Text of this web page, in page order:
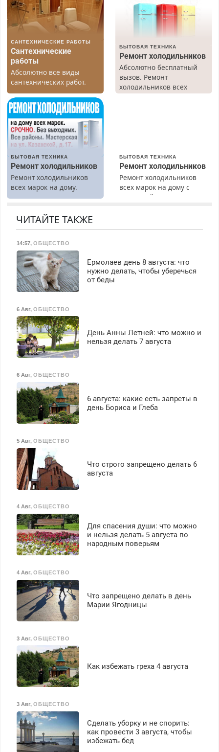
САНТЕХНИЧЕСКИЕ РАБОТЫ
Сантехнические
работы
Абсолютно все виды
сантехнических работ.
Быстро. Качественно.
Недорого.
БЫТОВАЯ ТЕХНИКА
Ремонт холодильников
Абсолютно бесплатный
вызов. Ремонт
холодильников всех
марок на дому, с
БЫТОВАЯ ТЕХНИКА
Ремонт холодильников
Ремонт холодильников
всех марок на дому.
БЫТОВАЯ ТЕХНИКА
Ремонт холодильников
Ремонт холодильников
всех марок на дому с
гарантией. Замена
ЧИТАЙТЕ ТАКЖЕ
14:57, ОБЩЕСТВО
Ермолаев день 8 августа: что
нужно делать, чтобы уберечься
от беды
6 Авг, ОБЩЕСТВО
День Анны Летней: что можно и
нельзя делать 7 августа
6 Авг, ОБЩЕСТВО
6 августа: какие есть запреты в
день Бориса и Глеба
5 Авг, ОБЩЕСТВО
Что строго запрещено делать 6
августа
4 Авг, ОБЩЕСТВО
Для спасения души: что можно
и нельзя делать 5 августа по
народным поверьям
4 Авг, ОБЩЕСТВО
Что запрещено делать в день
Марии Ягодницы
3 Авг, ОБЩЕСТВО
Как избежать греха 4 августа
3 Авг, ОБЩЕСТВО
Сделать уборку и не спорить:
как провести 3 августа, чтобы
избежать бед